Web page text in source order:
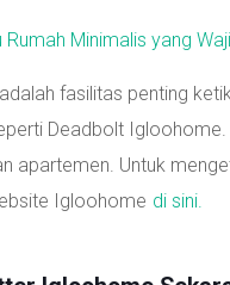
Rumah Minimalis yang
fasilitas penting
Deadbolt
apartemen. Untuk
Igloohome di sini.